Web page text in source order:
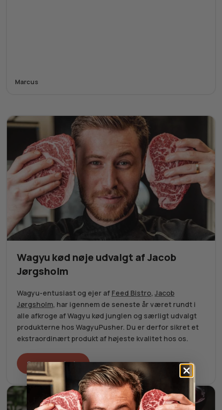
Marcus
Wagyu kød nøje udvalgt af Jacob
Jørgsholm
Wagyu-entusiast og ejer af Feed Bistro, Jacob
Jørgsholm, har igennem de seneste år været rundt i
alle afkroge af Wagyu kød junglen og særligt udvalgt
produkterne hos WagyuPusher. Du er derfor sikret et
ekstraordinært produkt af højeste kvalitet hos os.
Se vores udvalg